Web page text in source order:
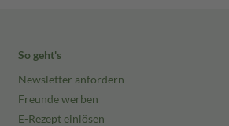
So geht's
Newsletter anfordern
Freunde werben
E-Rezept einlösen